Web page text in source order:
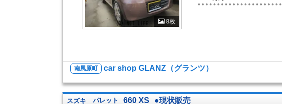
8枚
南風原町 car shop GLANZ（グランツ）
スズキ パレット 660 XS ●現状販売